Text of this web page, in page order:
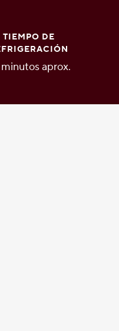
TIEMPO DE
aprox.